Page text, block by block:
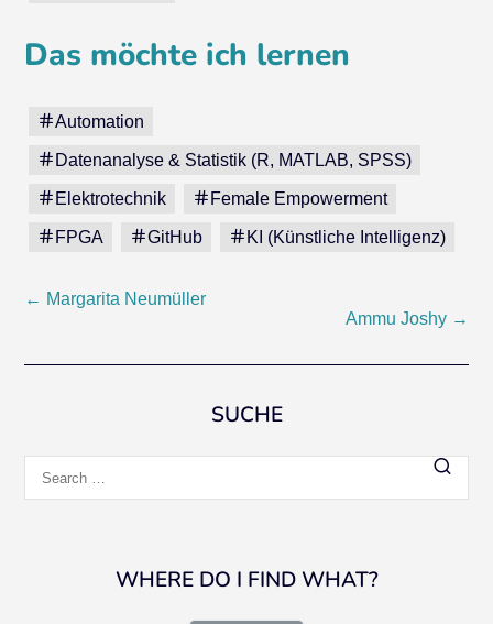
Das möchte ich lernen
Automation
Datenanalyse & Statistik (R, MATLAB, SPSS)
Elektrotechnik Female Empowerment
FPGA GitHub KI (Künstliche Intelligenz)
Post
← Margarita Neumüller
Ammu Joshy →
SUCHE
for:
WHERE DO I FIND WHAT?